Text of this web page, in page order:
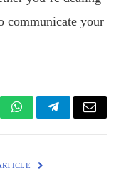
communicate your
WhatsAppTelegramEmail